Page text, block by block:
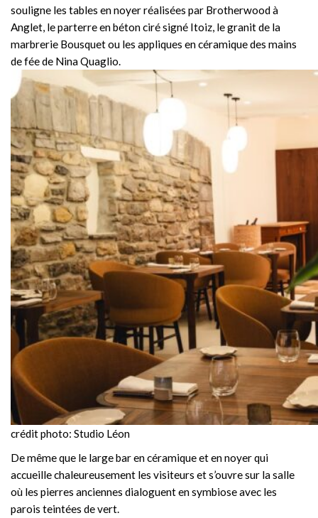
souligne les tables en noyer réalisées par Brotherwood à
Anglet, le parterre en béton ciré signé Itoiz, le granit de la
marbrerie Bousquet ou les appliques en céramique des mains
de fée de Nina Quaglio.
crédit photo: Studio Léon
De même que le large bar en céramique et en noyer qui
accueille chaleureusement les visiteurs et s’ouvre sur la salle
où les pierres anciennes dialoguent en symbiose avec les
parois teintées de vert.